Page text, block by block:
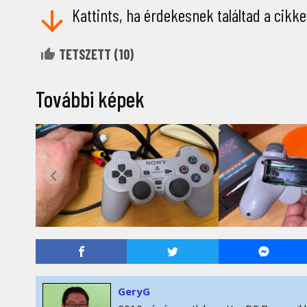
Kattints, ha érdekesnek találtad a
TETSZETT (10)
További képek
GeryG